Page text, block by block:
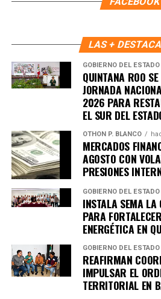
para firmar acuerdo
Representantes de Brasil,
se reunieron con autoridades
últimos puntos delacuerdo
cuya firma está prevista para
considerado uno de los más
6. Inundaciones dejan
muertos en el sur de
Lluvias torrenciales provocaron
en Mozambique, Sudáfrica y
100 fallecidos y miles de
de rescate continúan trabajando en
7. Uganda vive
arresto de Bobi Wine
LAS +
GOBIERNO DEL ESTADO
QUINTANA ROO
JORNADA
2026 PARA
EL SUR DEL
OTHON P. BLANCO
MERCADOS
AGOSTO CON
PRESIONES
GOBIERNO DEL ESTADO
INSTALA SEMA LA
PARA
ENERGÉTICA EN
GOBIERNO DEL ESTADO
REAFIRMAN
IMPULSAR EL
TERRITORIAL EN